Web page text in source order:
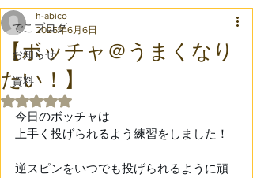
でこブログ
お知らせ
資料
【ボッチャ＠うまくなり
たい！】
h-abico
2025年6月6日
5つ星のうちNaNと評価されています。
今日のボッチャは
上手く投げられるよう練習をしました！
逆スピンをいつでも投げられるように頑